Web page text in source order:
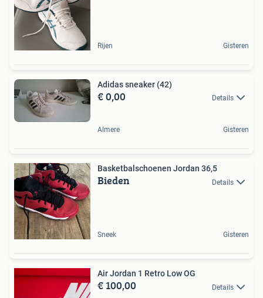
Rijen Gisteren
Adidas sneaker (42)
€ 0,00 Details
Almere Gisteren
Basketbalschoenen Jordan 36,5
Bieden Details
Sneek Gisteren
Air Jordan 1 Retro Low OG
€ 100,00 Details